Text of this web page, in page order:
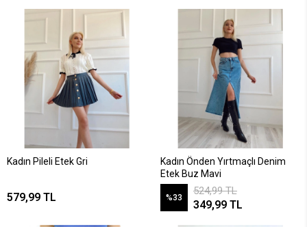
Kadın Pileli Etek Gri
579,99 TL
Kadın Önden Yırtmaçlı Denim
Etek Buz Mavi
%33
524,99 TL
349,99 TL